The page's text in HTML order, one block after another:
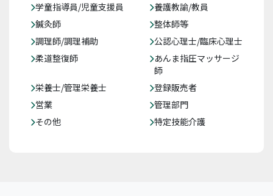
学童指導員/児童支援員
養護教諭/教員
鍼灸師
整体師等
調理師/調理補助
公認心理士/臨床心理士
柔道整復師
あんま指圧マッサージ
師
栄養士/管理栄養士
登録販売者
営業
管理部門
その他
特定技能介護